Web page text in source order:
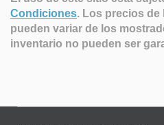
Condiciones. Los precios de
pueden variar de los
inventario no pueden ser